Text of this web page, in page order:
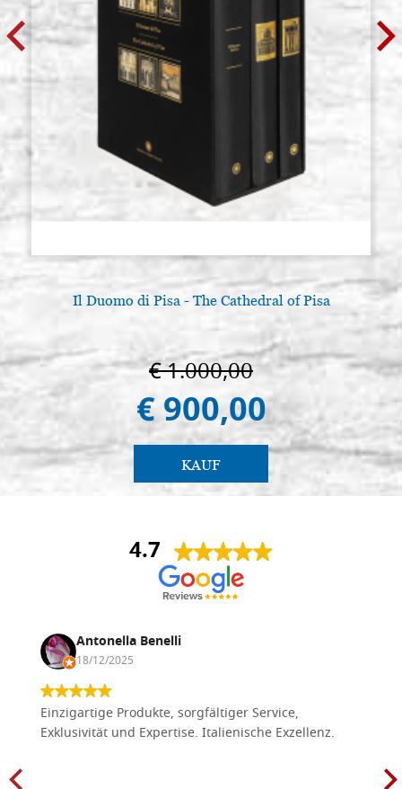
Il Duomo di Pisa - The Cathedral of Pisa
€ 1.000,00
€ 900,00
KAUF
4.7
Antonella Benelli
18/12/2025
Einzigartige Produkte, sorgfältiger Service,
Exklusivität und Expertise. Italienische Exzellenz.